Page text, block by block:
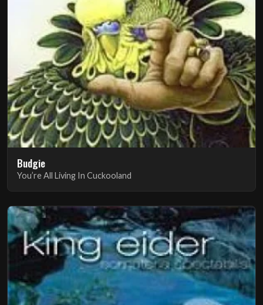
Budgie
You’re All Living In Cuckooland